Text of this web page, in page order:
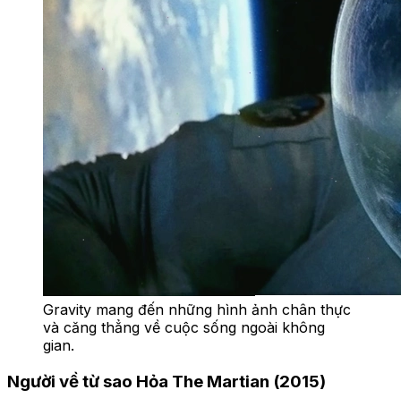
Gravity mang đến những hình ảnh chân thực
và căng thẳng về cuộc sống ngoài không
gian.
Người về từ sao Hỏa The Martian (2015)